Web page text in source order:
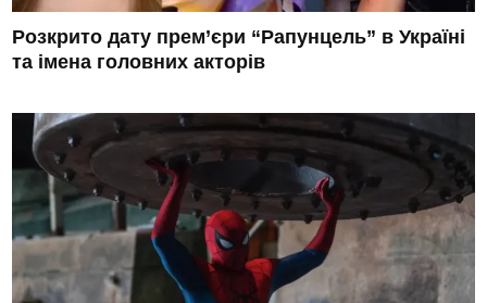
Розкрито дату прем’єри “Рапунцель” в Україні
та імена головних акторів